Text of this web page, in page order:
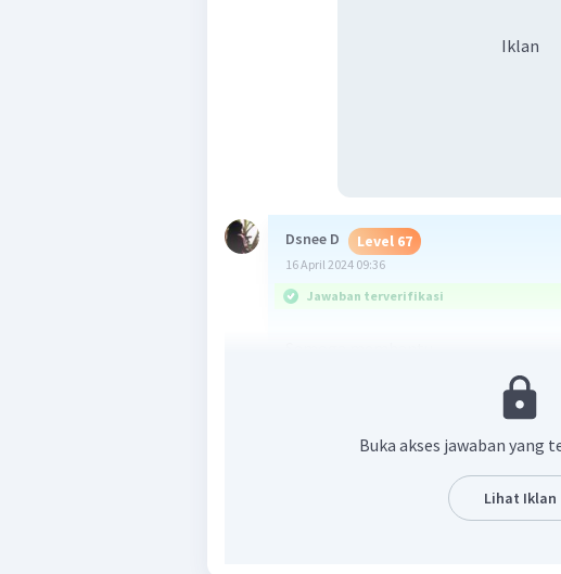
Iklan
Dsnee D Level 67
16 April 2024 09:36
Jawaban terverifikasi
Buka akses jawaban yang
Lihat Iklan